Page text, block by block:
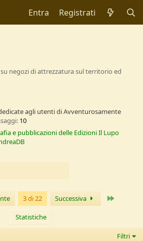
Entra Registrati
negozi di attrezzatura sul territorio ed
agli utenti di Avventurosamente
10
e pubblicazioni delle Edizioni Il Lupo
3 di 22 Successiva
Statistiche
Filtri